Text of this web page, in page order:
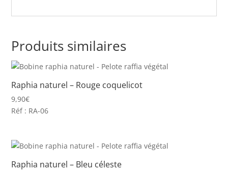
Produits similaires
Raphia naturel – Rouge coquelicot
9,90€
Réf : RA-06
Raphia naturel – Bleu céleste